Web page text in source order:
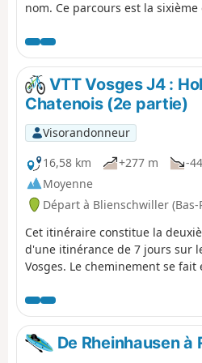
nom. Ce parcours est la
points de vue sont très
omniprésents en dehors des
très typiques avec de jolies
un charme indéniable. Le
aussi bien représenté.
VTT Vosges J4 :
Chatenois (2e partie)
Visorandonneur
16,58 km
+277 m -
Moyenne
Départ à Blienschwiller (Bas-
Cet itinéraire constitue la
d'une itinérance de 7 jours sur
Vosges. Le cheminement se
est constitué de plaquettes sur
logo VTT Orange ou Rouge
TMV (Traversée du Massif
De Rheinhausen à